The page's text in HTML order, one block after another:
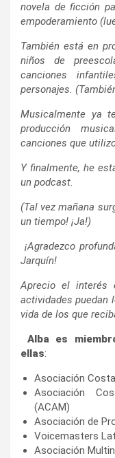
novela de ficción
empoderamiento
También está en
niños de
canciones
personajes.
Musicalmente ya
producción
canciones que
Y finalmente, he
un podcast.
(Tal vez mañana
un tiempo! ¡Ja!)
¡Agradezco
Jarquín!
Aprecio el
actividades puedan
vida de los que
Alba es
ellas:
Asociación
Asociación
(ACAM)
Asociación de
Voicemasters
Asociación